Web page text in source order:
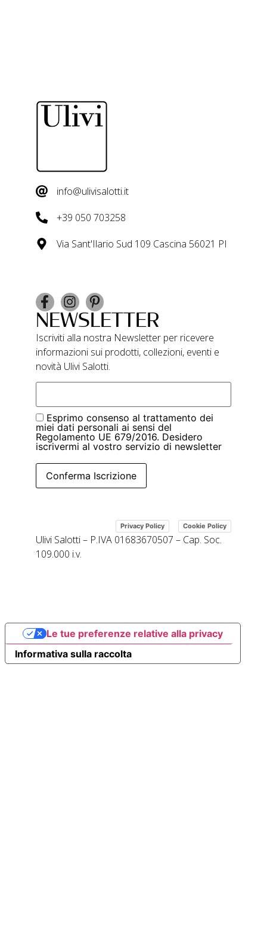
info@ulivisalotti.it
+39 050 703258
Via Sant'Ilario Sud 109 Cascina 56021 PI
NEWSLETTER
Iscriviti alla nostra Newsletter per ricevere
informazioni sui prodotti, collezioni, eventi e
novità Ulivi Salotti.
Esprimo consenso al trattamento dei
miei dati personali ai sensi del
Regolamento UE 679/2016. Desidero
iscrivermi al vostro servizio di newsletter
Conferma Iscrizione
Privacy Policy Cookie Policy
Ulivi Salotti – P.IVA 01683670507 – Cap. Soc.
109.000 i.v.
Informativa sulla raccolta
Le tue preferenze relative alla privacy